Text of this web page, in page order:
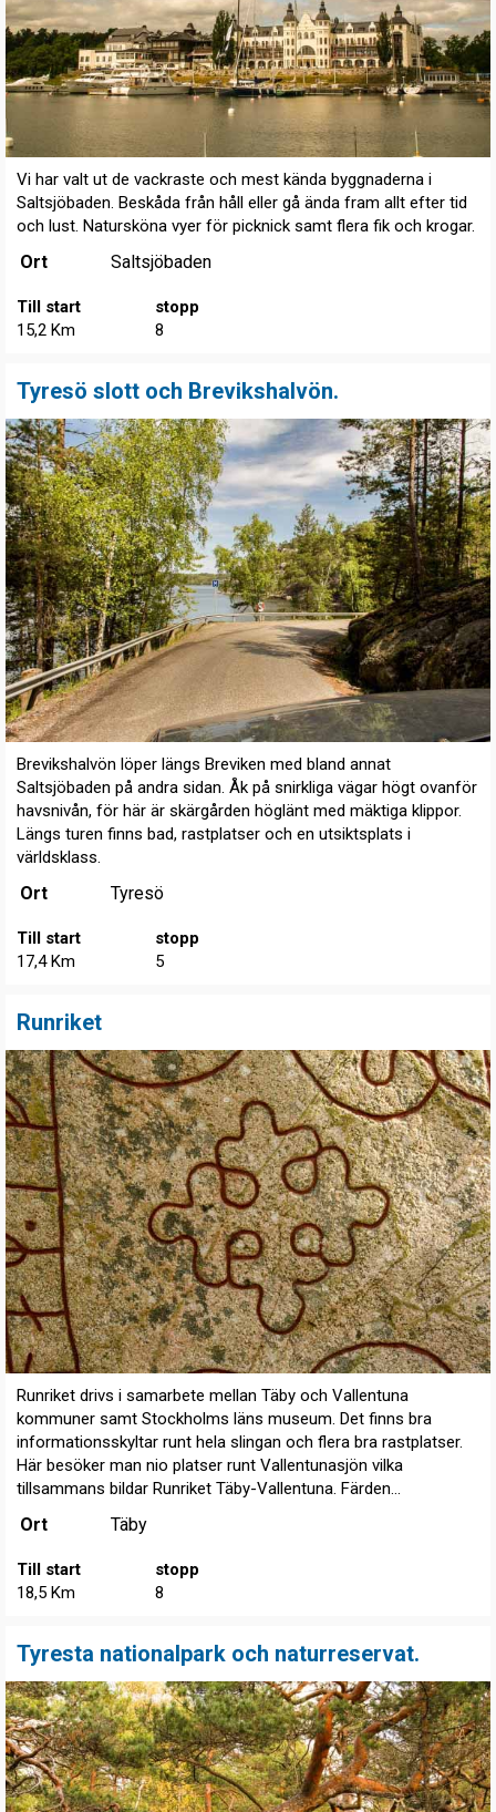
Vi har valt ut de vackraste och mest kända byggnaderna i
Saltsjöbaden. Beskåda från håll eller gå ända fram allt efter tid
och lust. Natursköna vyer för picknick samt flera fik och krogar.
Ort Saltsjöbaden
Till start
15,2 Km
stopp
8
Tyresö slott och Brevikshalvön.
Brevikshalvön löper längs Breviken med bland annat
Saltsjöbaden på andra sidan. Åk på snirkliga vägar högt ovanför
havsnivån, för här är skärgården höglänt med mäktiga klippor.
Längs turen finns bad, rastplatser och en utsiktsplats i
världsklass.
Ort Tyresö
Till start
17,4 Km
stopp
5
Runriket
Runriket drivs i samarbete mellan Täby och Vallentuna
kommuner samt Stockholms läns museum. Det finns bra
informationsskyltar runt hela slingan och flera bra rastplatser.
Här besöker man nio platser runt Vallentunasjön vilka
tillsammans bildar Runriket Täby-Vallentuna. Färden...
Ort Täby
Till start
18,5 Km
stopp
8
Tyresta nationalpark och naturreservat.